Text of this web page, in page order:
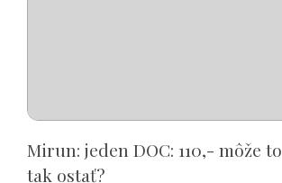
Mirun: jeden DOC: 110,- môže to
tak ostať?